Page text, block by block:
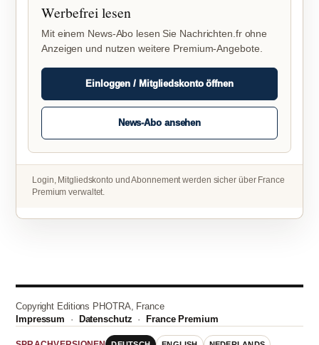
Werbefrei lesen
Mit einem News-Abo lesen Sie Nachrichten.fr ohne
Anzeigen und nutzen weitere Premium-Angebote.
Einloggen / Mitgliedskonto öffnen
News-Abo ansehen
Login, Mitgliedskonto und Abonnement werden sicher über France
Premium verwaltet.
Copyright Editions PHOTRA, France
Impressum · Datenschutz · France Premium